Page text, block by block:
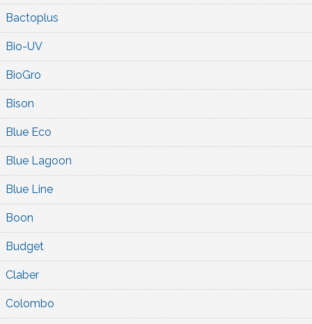
Bactoplus
Bio-UV
BioGro
Bison
Blue Eco
Blue Lagoon
Blue Line
Boon
Budget
Claber
Colombo